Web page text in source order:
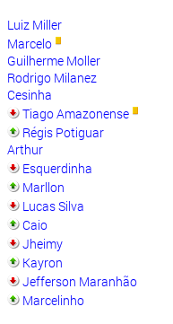
Luiz Miller
Marcelo
Guilherme Moller
Rodrigo Milanez
Cesinha
Tiago Amazonense
Régis Potiguar
Arthur
Esquerdinha
Marllon
Lucas Silva
Caio
Jheimy
Kayron
Jefferson Maranhão
Marcelinho